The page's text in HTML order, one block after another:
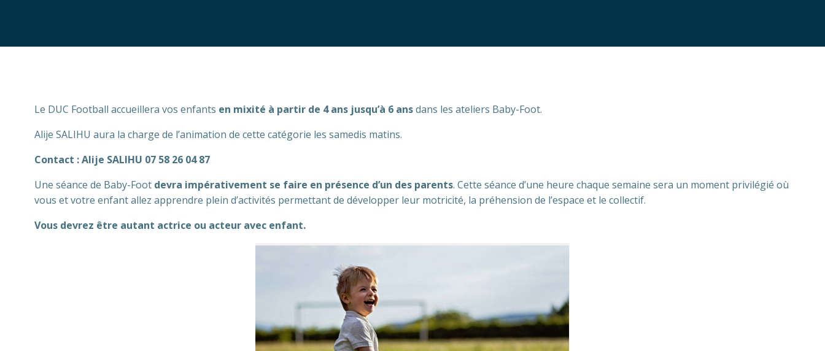
Le DUC Football accueillera vos enfants en mixité à partir de 4 ans jusqu’à 6 ansdans les ateliers Baby-Foot.
Alije SALIHU aura la charge de l’animation de cette catégorie les samedis matins.
Contact : Alije SALIHU 07 58 26 04 87
Une séance de Baby-Foot devra impérativement se faire en présence d’un des parents. Cette séance d’une heure chaque semaine sera un moment privilégié où
vous et votre enfant allez apprendre plein d’activités permettant de développer leur motricité, la préhension de l’espace et le collectif.
Vous devrez être autant actrice ou acteur avec enfant.